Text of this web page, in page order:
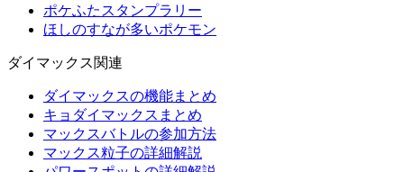
ポケふたスタンプラリー
ほしのすなが多いポケモン
ダイマックス関連
ダイマックスの機能まとめ
キョダイマックスまとめ
マックスバトルの参加方法
マックス粒子の詳細解説